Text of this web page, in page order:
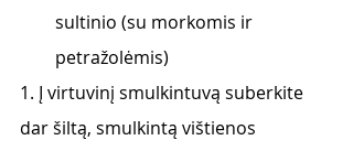
sultinio (su morkomis ir
petražolėmis)
1. Į virtuvinį smulkintuvą suberkite
dar šiltą, smulkintą vištienos